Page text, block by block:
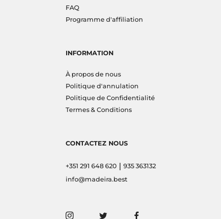
FAQ
Programme d'affiliation
INFORMATION
À propos de nous
Politique d'annulation
Politique de Confidentialité
Termes & Conditions
CONTACTEZ NOUS
+351 291 648 620 | 935 363132
info@madeira.best